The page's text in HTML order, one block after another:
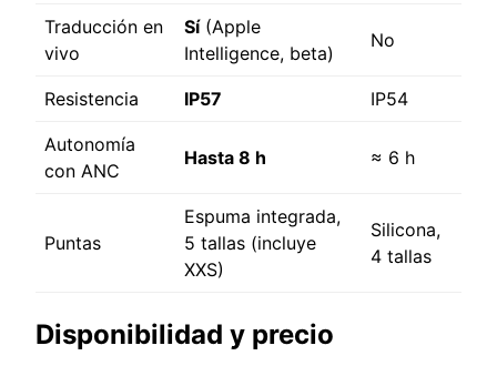
Traducción en
vivo
Sí(Apple
Intelligence, beta)
No
Resistencia IP57 IP54
Autonomía
con ANC
Hasta 8 h ≈ 6 h
Puntas
Espuma integrada,
5 tallas (incluye
XXS)
Silicona,
4 tallas
Disponibilidad y precio